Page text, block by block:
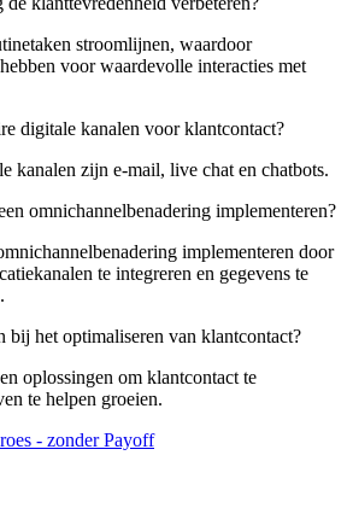
stroomlijnen, waardoor
voor waardevolle interacties met
digitale kanalen voor klantcontact?
kanalen zijn e-mail, live chat en chatbots.
omnichannelbenadering implementeren?
implementeren door
te integreren en gegevens te
bij het optimaliseren van klantcontact?
oplossingen om klantcontact te
te helpen groeien.